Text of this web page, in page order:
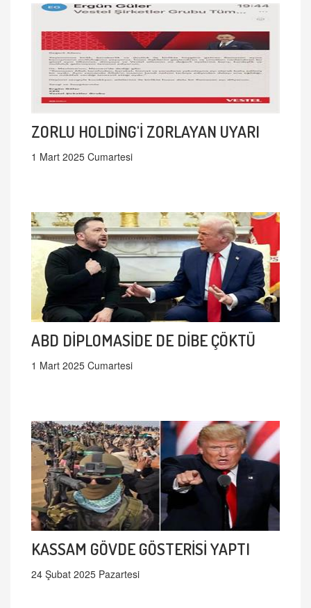
ZORLU HOLDİNG'İ ZORLAYAN UYARI
1 Mart 2025 Cumartesi
ABD DİPLOMASİDE DE DİBE ÇÖKTÜ
1 Mart 2025 Cumartesi
KASSAM GÖVDE GÖSTERİSİ YAPTI
24 Şubat 2025 Pazartesi